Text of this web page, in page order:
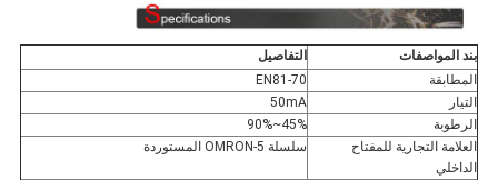
بند المواصفات
التفاصيل
المطابقة
EN81-70
التيار
50mA
الرطوبة
45%~90%
العلامة التجارية للمفتاح
الداخلي
سلسلة OMRON-5 المستوردة